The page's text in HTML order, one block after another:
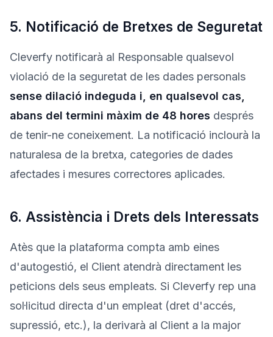
5. Notificació de Bretxes de Seguretat
Cleverfy notificarà al Responsable qualsevol
violació de la seguretat de les dades personals
sense dilació indeguda i, en qualsevol cas,
abans del termini màxim de 48 hores després
de tenir-ne coneixement. La notificació inclourà la
naturalesa de la bretxa, categories de dades
afectades i mesures correctores aplicades.
6. Assistència i Drets dels Interessats
Atès que la plataforma compta amb eines
d'autogestió, el Client atendrà directament les
peticions dels seus empleats. Si Cleverfy rep una
sol·licitud directa d'un empleat (dret d'accés,
supressió, etc.), la derivarà al Client a la major